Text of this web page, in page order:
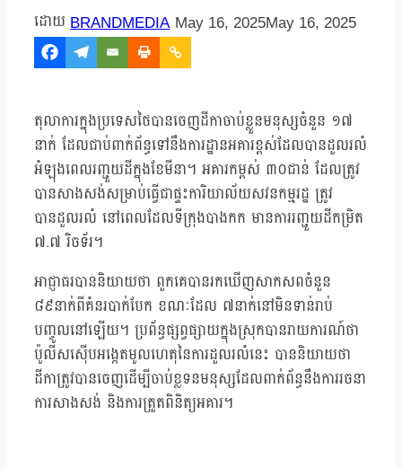
BRANDMEDIA May 16, 2025May 16, 2025
តុលាការក្នុងប្រទេសថៃបានចេញដីកាចាប់ខ្លួនមនុស្សចំនួន ១៧
នាក់ ដែលជាប់ពាក់ព័ន្ធទៅនឹងការដ្ឋានអគារខ្ពស់ដែលបានដួលរលំ
អំឡុងពេលរញ្ជួយដីក្នុងខែមីនា។ អគារកម្ពស់ ៣០ជាន់ ដែលត្រូវ
បានសាងសង់សម្រាប់ធ្វើជាផ្ទះការិយាល័យសវនកម្មរដ្ឋ ត្រូវ
បានដួលរលំ នៅពេលដែលទីក្រុងបាងកក មានការរញ្ជួយដីកម្រិត
៧.៧ រិចទ័រ។
អាជ្ញាធរបាននិយាយថា ពួកគេបានរកឃើញសាកសពចំនួន
៨៩នាក់ពីគំនរបាក់បែក ខណៈដែល ៧នាក់នៅមិនទាន់រាប់
បញ្ចូលនៅឡេីយ។ ប្រព័ន្ធផ្សព្វផ្សាយក្នុងស្រុកបានរាយការណ៍ថា
ប៉ូលីសស៊ើបអង្កេតមូលហេតុនៃការដួលរលំនេះ បាននិយាយថា
ដីកាត្រូវបានចេញដើម្បីចាប់ខ្លទនមនុស្សដែលពាក់ព័ន្ធនឹងការរចនា
ការសាងសង់ និងការត្រួតពិនិត្យអគារ។